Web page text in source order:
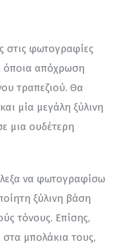
στις φωτογραφίες
όποια απόχρωση
τραπεζιού. Θα
μία μεγάλη ξύλινη
μια ουδέτερη
να φωτογραφίσω
ξύλινη βάση
τόνους. Επίσης,
μπολάκια τους,